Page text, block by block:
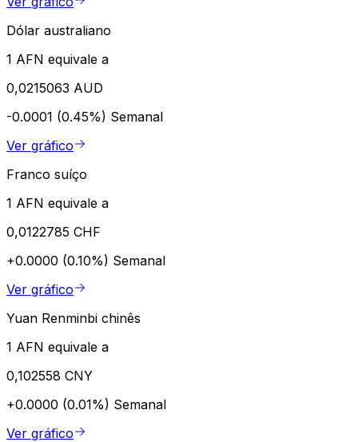
Dólar australiano
1 AFN equivale a
0,0215063 AUD
-0.0001 (0.45%) Semanal
Ver gráfico
Franco suíço
1 AFN equivale a
0,0122785 CHF
+0.0000 (0.10%) Semanal
Ver gráfico
Yuan Renminbi chinês
1 AFN equivale a
0,102558 CNY
+0.0000 (0.01%) Semanal
Ver gráfico